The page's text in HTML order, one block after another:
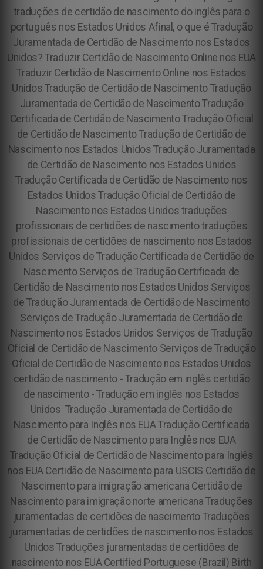
traduções de certidão de nascimento do inglês para o
português nos Estados Unidos Afinal, o que é Tradução
Juramentada de Certidão de Nascimento nos Estados
Unidos?Traduzir Certidão de Nascimento Online nos EUA
Traduzir Certidão de Nascimento Online nos Estados
Unidos Tradução de Certidão de Nascimento Tradução
Juramentada de Certidão de Nascimento Tradução
Certificada de Certidão de Nascimento Tradução Oficial
de Certidão de Nascimento Tradução de Certidão de
Nascimento nos Estados Unidos Tradução Juramentada
de Certidão de Nascimento nos Estados Unidos
Tradução Certificada de Certidão de Nascimento nos
Estados Unidos Tradução Oficial de Certidão de
Nascimento nos Estados Unidos traduções
profissionais de certidões de nascimento traduções
profissionais de certidões de nascimento nos Estados
Unidos Serviços de Tradução Certificada de Certidão de
Nascimento Serviços de Tradução Certificada de
Certidão de Nascimento nos Estados Unidos Serviços
de Tradução Juramentada de Certidão de Nascimento
Serviços de Tradução Juramentada de Certidão de
Nascimento nos Estados Unidos Serviços de Tradução
Oficial de Certidão de Nascimento Serviços de Tradução
Oficial de Certidão de Nascimento nos Estados Unidos
certidão de nascimento - Tradução em inglês certidão
de nascimento - Tradução em inglês nos Estados
Unidos Tradução Juramentada de Certidão de
Nascimento para Inglês nos EUA Tradução Certificada
de Certidão de Nascimento para Inglês nos EUA
Tradução Oficial de Certidão de Nascimento para Inglês
nos EUA Certidão de Nascimento para USCIS Certidão de
Nascimento para imigração americana Certidão de
Nascimento para imigração norte americana Traduções
juramentadas de certidões de nascimento Traduções
juramentadas de certidões de nascimento nos Estados
Unidos Traduções juramentadas de certidões de
nascimento nos EUA Certified Portuguese (Brazil) Birth